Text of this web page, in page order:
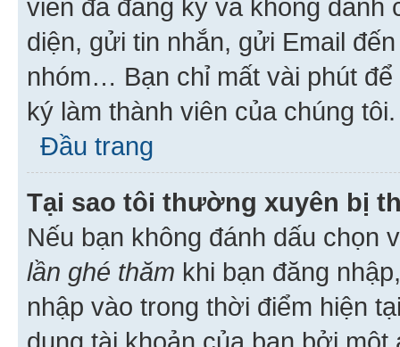
viên đã đăng ký và không
diện, gửi tin nhắn, gửi Email
nhóm… Bạn chỉ mất vài phút
ký làm thành viên của chúng tôi.
Đầu trang
Tại sao tôi thường xuyên bị
Nếu bạn không đánh dấu chọn
lần ghé thăm khi bạn đăng
nhập vào trong thời điểm hiện
dụng tài khoản của bạn bởi